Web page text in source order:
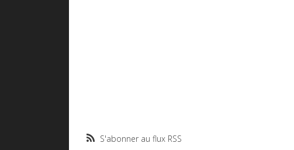
S'abonner au flux RSS